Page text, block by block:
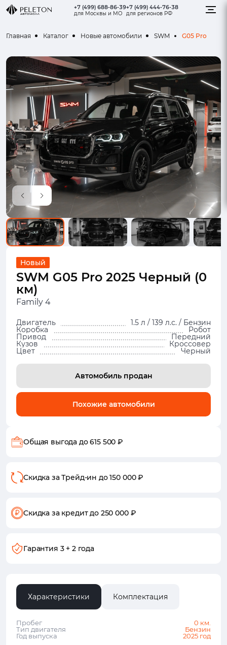
+7 (499) 688-86-39
для Москвы и МО
+7 (499) 444-76-38
для регионов РФ
Главная Каталог Новые автомобили SWM G05 Pro
Новый
SWM G05 Pro 2025 Черный (0
км)
Family 4
Двигатель 1.5 л / 139 л.с. / Бензин
Коробка Робот
Привод Передний
Кузов Кроссовер
Цвет Черный
Автомобиль продан
Похожие автомобили
Общая выгода до 615 500 ₽
Скидка за Трейд-ин до 150 000 ₽
Скидка за кредитдо 250 000 ₽
Гарантия 3 + 2 года
Характеристики Комплектация
Пробег
0 км.
Тип двигателя
Бензин
Год выпуска
2025 год